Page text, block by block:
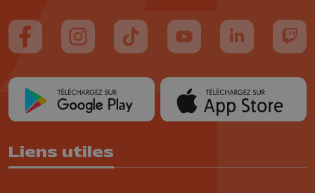
Suivez-nous sur FaceBook
Suivez-nous sur Instagram
Suivez-nous sur TikTok
Suivez-nous sur YouTube
Suivez-nous
Liens utiles